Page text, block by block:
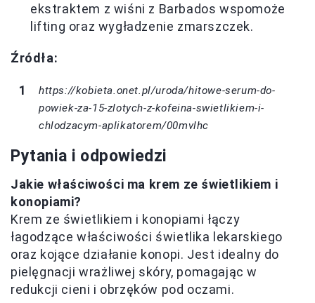
ekstraktem z wiśni z Barbados wspomoże
lifting oraz wygładzenie zmarszczek.
Źródła:
https://kobieta.onet.pl/uroda/hitowe-serum-do-
powiek-za-15-zlotych-z-kofeina-swietlikiem-i-
chlodzacym-aplikatorem/00mvlhc
Pytania i odpowiedzi
Jakie właściwości ma krem ze świetlikiem i
konopiami?
Krem ze świetlikiem i konopiami łączy
łagodzące właściwości świetlika lekarskiego
oraz kojące działanie konopi. Jest idealny do
pielęgnacji wrażliwej skóry, pomagając w
redukcji cieni i obrzęków pod oczami.